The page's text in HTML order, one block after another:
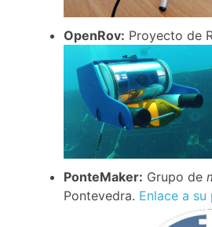
OpenRov: Proyecto de
PonteMaker: Grupo de
Pontevedra. Enlace a